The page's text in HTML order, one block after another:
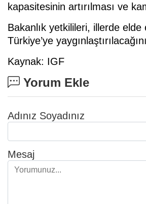
kapasitesinin artırılması ve
Bakanlık yetkilileri, illerde
Türkiye’ye
Kaynak: IGF
Yorum Ekle
Adınız Soyadınız
Mesaj